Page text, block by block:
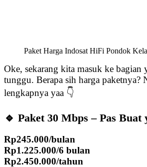
Paket Harga Indosat HiFi Pondok
Oke, sekarang kita masuk ke bagian
tunggu. Berapa sih harga paketnya?
lengkapnya yaa 👇
🔹 Paket 30 Mbps – Pas Buat
Rp245.000/bulan
Rp1.225.000/6 bulan
Rp2.450.000/tahun